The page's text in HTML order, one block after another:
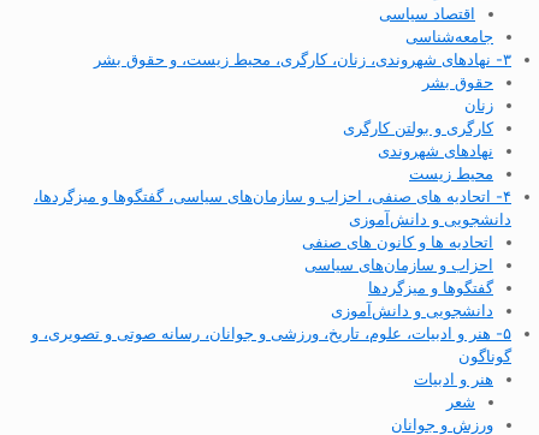
اقتصاد سیاسی
جامعه‌شناسی
۳- نهادهای شهروندی، زنان، کارگری، محیط زیست، و حقوق بشر
حقوق بشر
زنان
کارگری و بولتن کارگری
نهادهای شهروندی
محیط زیست
۴- اتحادیه های صنفی، احزاب و سازمان‌های سیاسی، گفتگوها و میزگردها،
دانشجویی و دانش‌آموزی
اتحادیه ها و کانون های صنفی
احزاب و سازمان‌های سیاسی
گفتگوها و میزگردها
دانشجویی و دانش‌آموزی
۵- هنر و ادبیات، علوم، تاریخ، ورزشی و جوانان، رسانه صوتی و تصویری، و
گوناگون
هنر و ادبیات
شعر
ورزش و جوانان